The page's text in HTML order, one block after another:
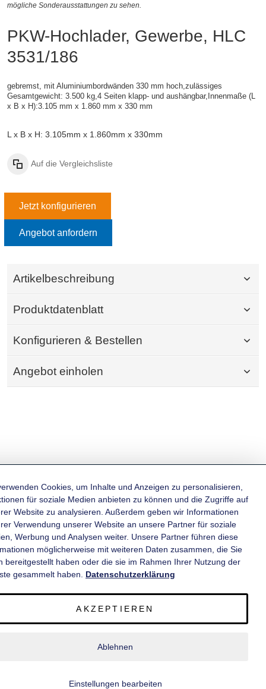
mögliche Sonderausstattungen zu sehen.
PKW-Hochlader, Gewerbe, HLC
3531/186
gebremst, mit Aluminiumbordwänden 330 mm hoch,zulässiges
Gesamtgewicht: 3.500 kg,4 Seiten klapp- und aushängbar, Innenmaße (L
x B x H):3.105 mm x 1.860 mm x 330 mm
L x B x H: 3.105mm x 1.860mm x 330mm
Auf die Vergleichsliste
Jetzt konfigurieren
Angebot anfordern
Artikelbeschreibung
Produktdatenblatt
Konfigurieren & Bestellen
Angebot einholen
KATEGORIEN
INFORMATIONEN
© 2020 wm meyer® Fahrzeugbau AG. Alle Rechte vorbehalten.
Cookies, um Inhalte und Anzeigen zu personalisieren,
für soziale Medien anbieten zu können und die Zugriffe auf
Website zu analysieren. Außerdem geben wir Informationen
Verwendung unserer Website an unsere Partner für soziale
Werbung und Analysen weiter. Unsere Partner führen diese
möglicherweise mit weiteren Daten zusammen, die Sie
bereitgestellt haben oder die sie im Rahmen Ihrer Nutzung der
gesammelt haben. Datenschutzerklärung
AKZEPTIEREN
Ablehnen
Einstellungen bearbeiten